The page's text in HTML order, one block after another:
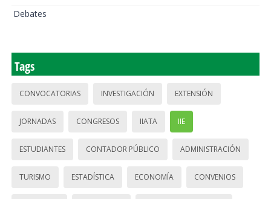
Debates
Tags
CONVOCATORIAS INVESTIGACIÓN EXTENSIÓN
JORNADAS CONGRESOS IIATA IIE
ESTUDIANTES CONTADOR PÚBLICO ADMINISTRACIÓN
TURISMO ESTADÍSTICA ECONOMÍA CONVENIOS